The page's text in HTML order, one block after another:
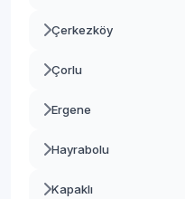
Çerkezköy
Çorlu
Ergene
Hayrabolu
Kapaklı